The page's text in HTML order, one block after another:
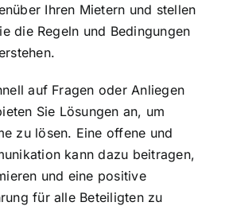
Ihren Mietern und stellen
die Regeln und Bedingungen
auf Fragen oder Anliegen
Sie Lösungen an, um
zu lösen. Eine offene und
kann dazu beitragen,
und eine positive
für alle Beteiligten zu